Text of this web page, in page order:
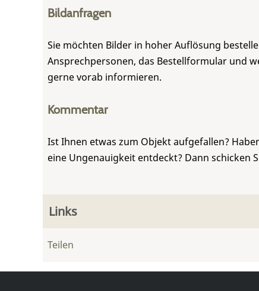
Bildanfragen
Sie möchten Bilder in hoher Auflösung
Ansprechpersonen, das Bestellformular und
gerne vorab informieren.
Kommentar
Ist Ihnen etwas zum Objekt aufgefallen?
eine Ungenauigkeit entdeckt? Dann schicken
Links
Teilen